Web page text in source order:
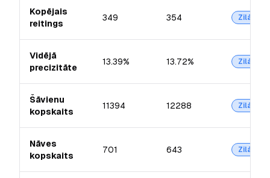
Kopējais
reitings
349 354 Zilā
Vidējā
precizitāte
13.39% 13.72% Zilā
Šāvienu
kopskaits
11394 12288 Zilā
Nāves
kopskaits
701 643 Zilā